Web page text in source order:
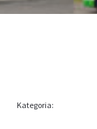
Kategoria: